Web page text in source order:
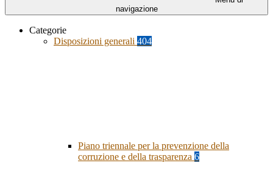
navigazione
Categorie
Disposizioni generali 404
Piano triennale per la prevenzione della
corruzione e della trasparenza 6